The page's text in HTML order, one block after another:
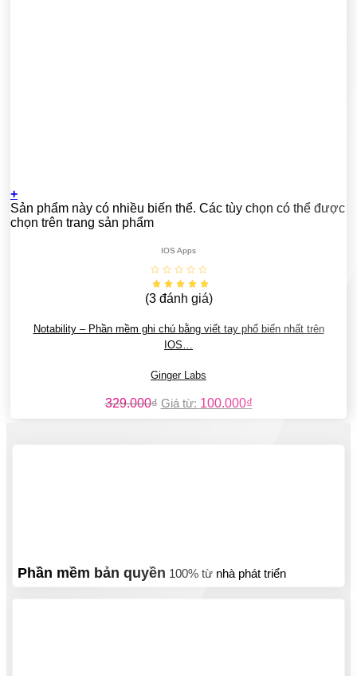
+
Sản phẩm này có nhiều biến thể. Các tùy chọn có thể được
chọn trên trang sản phẩm
IOS Apps
(3 đánh giá)
Notability – Phần mềm ghi chú bằng viết tay phổ biến nhất trên
IOS…
Ginger Labs
329.000₫ Giá từ: 100.000₫
Phần mềm bản quyền 100% từ nhà phát triển